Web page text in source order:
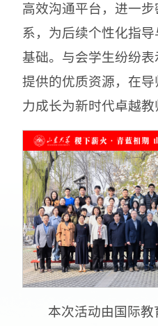
高效沟通平台，进一
系，为后续个性化指
基础。与会学生纷纷表
提供的优质资源，在
力成长为新时代卓越教
本次活动由国际